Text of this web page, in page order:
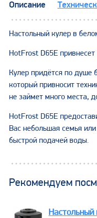
Описание
Настольный кулер в
HotFrost D65E
Кулер придётся по душе
который привносит
не займет много места,
HotFrost D65E
Вас небольшая семья
быстрой подачей воды.
Рекомендуем
Настольный